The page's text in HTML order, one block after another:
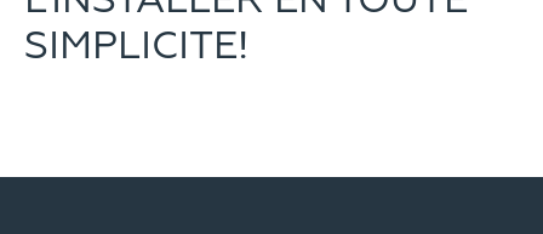
SIMPLICITE!